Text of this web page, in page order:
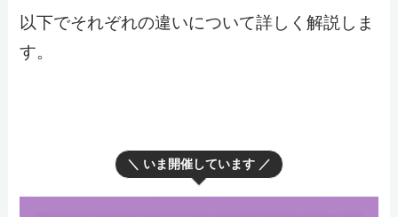
以下でそれぞれの違いについて詳しく解説しま
す。
＼ いま開催しています ／